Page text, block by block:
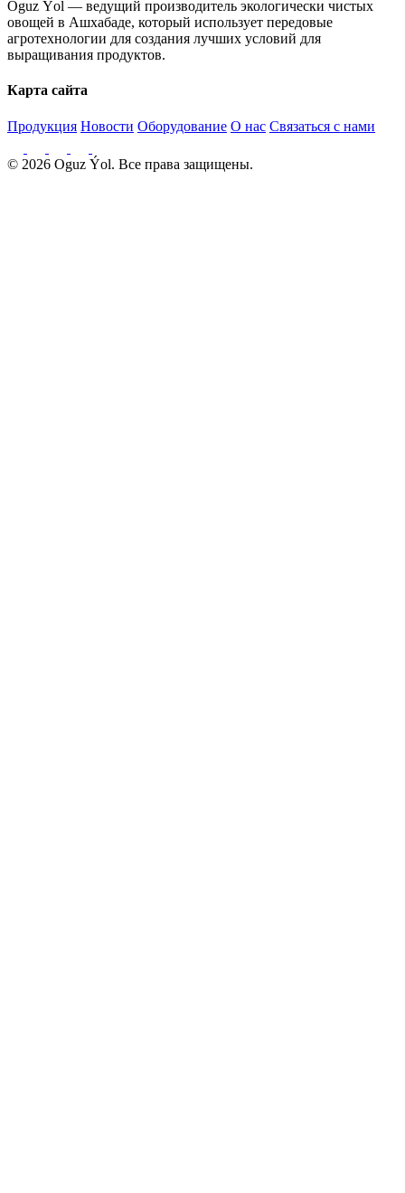
Oguz Ýol — ведущий производитель экологически чистых
овощей в Ашхабаде, который использует передовые
агротехнологии для создания лучших условий для
выращивания продуктов.
Карта сайта
Продукция Новости Оборудование О нас Связаться с нами
© 2026 Oguz Ýol. Все права защищены.